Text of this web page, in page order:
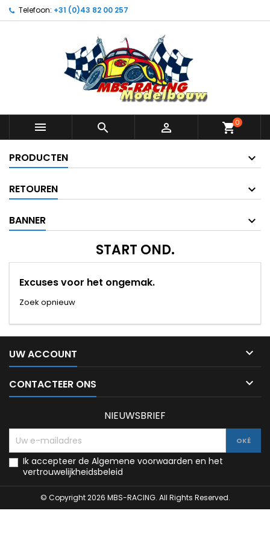
Telefoon: +31 (0)43 82 00 257
   shopping_cart0
PRODUCTEN
RETOUREN
BANNER
START OND.
Excuses voor het ongemak.
Zoek opnieuw
UW ACCOUNT 
CONTACTEER ONS 
NIEUWSBRIEF
Ik accepteer de Algemene voorwaarden en het
vertrouwelijkheidsbeleid
© Copyright 2026 MBS-RACING. All Rights Reserved.